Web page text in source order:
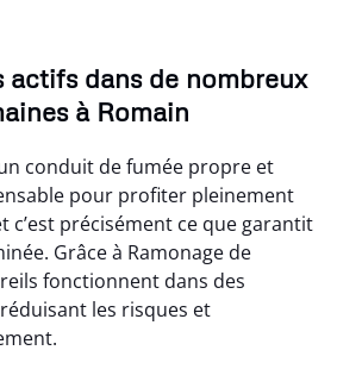
actifs dans de nombreux
à Romain
conduit de fumée propre et
pour profiter pleinement
c’est précisément ce que garantit
Grâce à Ramonage de
fonctionnent dans des
les risques et